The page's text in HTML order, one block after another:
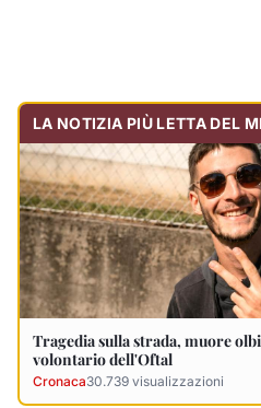
LA NOTIZIA PIÙ LETTA DEL
Tragedia sulla strada, muore
volontario dell'Oftal
Cronaca30.739 visualizzazioni